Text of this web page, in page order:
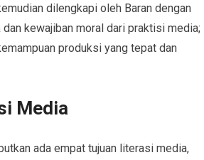
dilengkapi oleh Baran dengan
dan kewajiban moral dari praktisi media;
produksi yang tepat dan
Media
ada empat tujuan literasi media,